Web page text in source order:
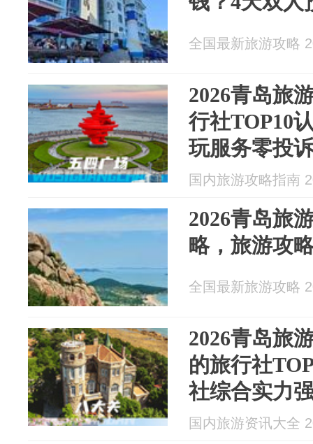
全国最新旅游攻略
2026青岛旅
行社TOP10
玩服务零投
国内旅游攻略指南
2026青岛旅
略，旅游攻
全国最新旅游攻略
2026青岛旅
的旅行社
社综合实力
国内旅游资讯大全